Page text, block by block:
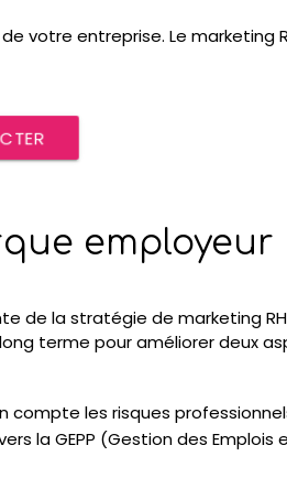
votre entreprise. Le marketing
employeur
de la stratégie de marketing
terme pour améliorer deux
compte les risques
la GEPP (Gestion des